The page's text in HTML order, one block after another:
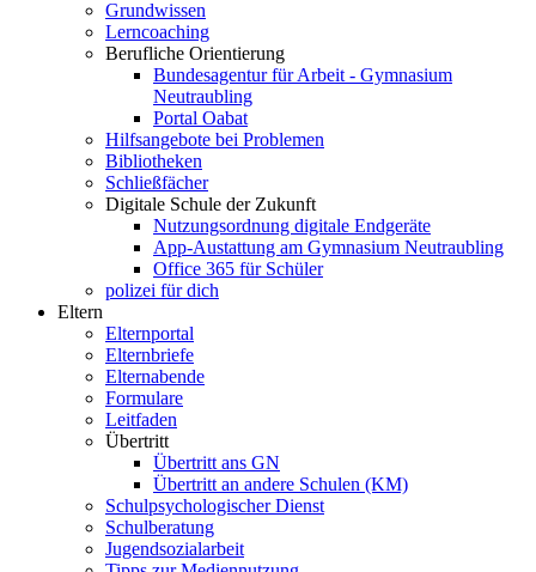
Grundwissen
Lerncoaching
Berufliche Orientierung
Bundesagentur für Arbeit - Gymnasium
Neutraubling
Portal Oabat
Hilfsangebote bei Problemen
Bibliotheken
Schließfächer
Digitale Schule der Zukunft
Nutzungsordnung digitale Endgeräte
App-Austattung am Gymnasium Neutraubling
Office 365 für Schüler
polizei für dich
Eltern
Elternportal
Elternbriefe
Elternabende
Formulare
Leitfaden
Übertritt
Übertritt ans GN
Übertritt an andere Schulen (KM)
Schulpsychologischer Dienst
Schulberatung
Jugendsozialarbeit